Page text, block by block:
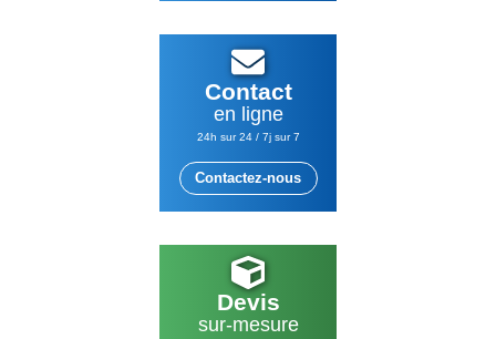
Contact
en ligne
24h sur 24 / 7j sur 7
Contactez-nous
Devis
sur-mesure